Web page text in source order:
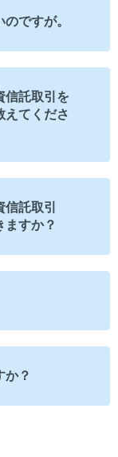
ですが。
信託取引を
えてくださ
託取引
ますか？
か？